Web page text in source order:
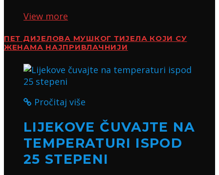
View more
ПЕТ ДИЈЕЛОВА МУШКОГ ТИЈЕЛА КОЈИ СУ
ЖЕНАМА НАЈПРИВЛАЧНИЈИ
Pročitaj više
LIJEKOVE ČUVAJTE NA
TEMPERATURI ISPOD
25 STEPENI